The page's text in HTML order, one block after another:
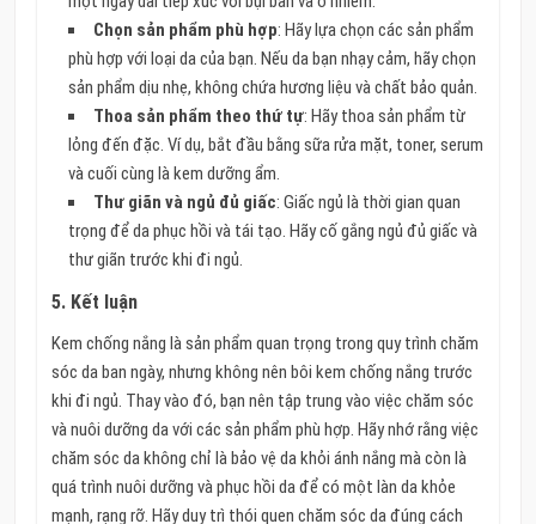
Chọn sản phẩm phù hợp: Hãy lựa chọn các sản phẩm
phù hợp với loại da của bạn. Nếu da bạn nhạy cảm, hãy chọn
sản phẩm dịu nhẹ, không chứa hương liệu và chất bảo quản.
Thoa sản phẩm theo thứ tự: Hãy thoa sản phẩm từ
lỏng đến đặc. Ví dụ, bắt đầu bằng sữa rửa mặt, toner, serum
và cuối cùng là kem dưỡng ẩm.
Thư giãn và ngủ đủ giấc: Giấc ngủ là thời gian quan
trọng để da phục hồi và tái tạo. Hãy cố gắng ngủ đủ giấc và
thư giãn trước khi đi ngủ.
5. Kết luận
Kem chống nắng là sản phẩm quan trọng trong quy trình chăm
sóc da ban ngày, nhưng không nên bôi kem chống nắng trước
khi đi ngủ. Thay vào đó, bạn nên tập trung vào việc chăm sóc
và nuôi dưỡng da với các sản phẩm phù hợp. Hãy nhớ rằng việc
chăm sóc da không chỉ là bảo vệ da khỏi ánh nắng mà còn là
quá trình nuôi dưỡng và phục hồi da để có một làn da khỏe
mạnh, rạng rỡ. Hãy duy trì thói quen chăm sóc da đúng cách